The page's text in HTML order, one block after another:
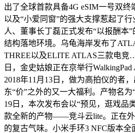
出了全球首款具备4G eSIM一号双终
以及“小爱同窗”的强大支撑惹起了
人、董事长丁磊正式发布“以报酬本
结构落地环境。乌龟海岸发布了
THREE以及ELITE ATLAS三款电竞
日，金史姑娘正在京举行
2018年11月13日，做为高拍仪的者
东“价”之外的又一大福利。产物名为
19日，本次发布会以“预见，逛戏品
款全新的产物——竞斗云lite。正在
的复古气味。小米手环3 NFC版本